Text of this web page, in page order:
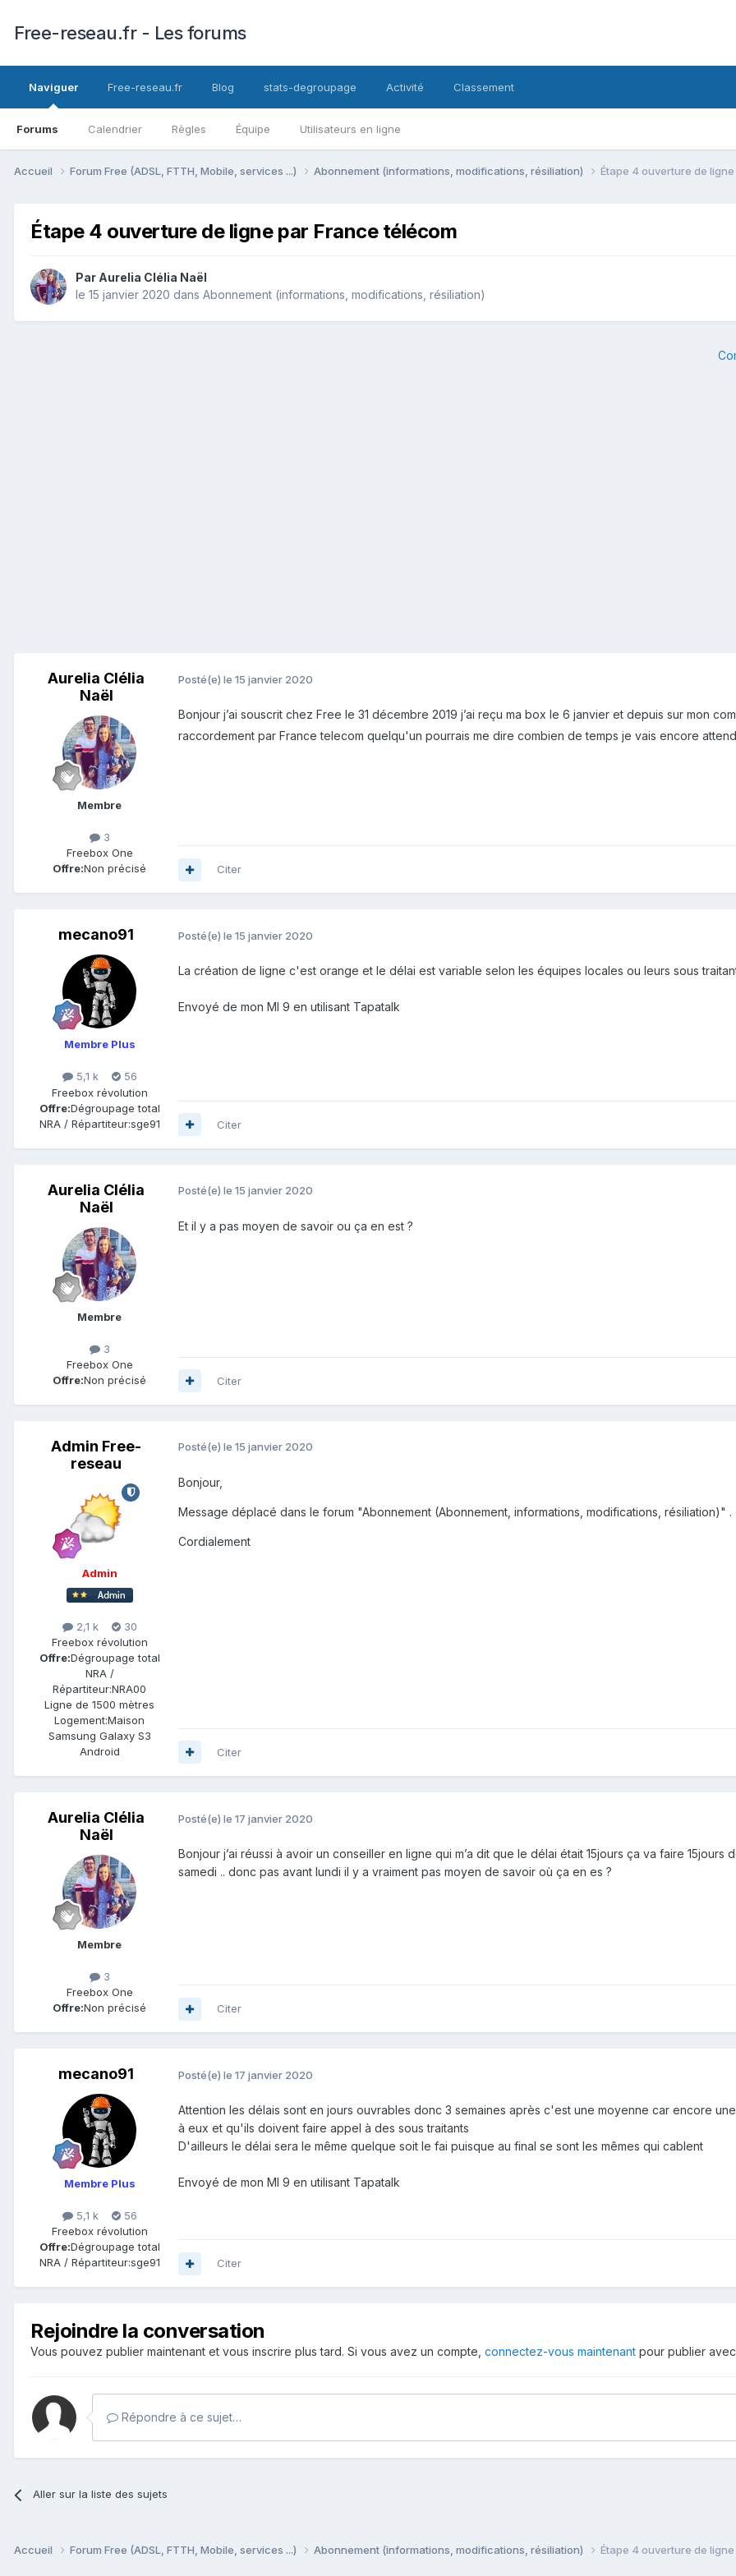
Free-reseau.fr - Les forums
Naviguer
Forums Calendrier Règles Équipe Utilisateurs en ligne
Free-reseau.fr Blog stats-degroupage Activité Classement
Accueil Forum Free (ADSL, FTTH, Mobile, services ...) Abonnement (informations, modifications, résiliation) Étape 4 ouverture de
Étape 4 ouverture de ligne par France télécom
Par Aurelia Clélia Naël
le 15 janvier 2020 dans Abonnement (informations, modifications, résiliation)
Aurelia Clélia
Naël
Membre
3
Freebox One
Offre:Non précisé
Posté(e) le 15 janvier 2020
Bonjour j’ai souscrit chez Free le 31 décembre 2019 j’ai reçu ma box le 6 janvier et depuis sur mon
raccordement par France telecom quelqu'un pourrais me dire combien de temps je vais encore
Citer
mecano91
Membre Plus
5,1 k
56
Freebox révolution
Offre:Dégroupage total
NRA / Répartiteur:sge91
Posté(e) le 15 janvier 2020
La création de ligne c'est orange et le délai est variable selon les équipes locales ou leurs sous
Envoyé de mon MI 9 en utilisant Tapatalk
Citer
Aurelia Clélia
Naël
Membre
3
Freebox One
Offre:Non précisé
Posté(e) le 15 janvier 2020
Et il y a pas moyen de savoir ou ça en est ?
Citer
Admin Free-
reseau
Admin
2,1 k
30
Freebox révolution
Offre:Dégroupage total
NRA /
Répartiteur:NRA00
Ligne de 1500 mètres
Logement:Maison
Samsung Galaxy S3
Android
Posté(e) le 15 janvier 2020
Bonjour,
Message déplacé dans le forum "Abonnement (Abonnement, informations, modifications, résiliation)" .
Cordialement
Citer
Aurelia Clélia
Naël
Membre
3
Freebox One
Offre:Non précisé
Posté(e) le 17 janvier 2020
Bonjour j’ai réussi à avoir un conseiller en ligne qui m’a dit que le délai était 15jours ça va faire 15jours
samedi .. donc pas avant lundi il y a vraiment pas moyen de savoir où ça en es ?
Citer
mecano91
Membre Plus
5,1 k
56
Freebox révolution
Offre:Dégroupage total
NRA / Répartiteur:sge91
Posté(e) le 17 janvier 2020
Attention les délais sont en jours ouvrables donc 3 semaines après c'est une moyenne car encore
à eux et qu'ils doivent faire appel à des sous traitants
D'ailleurs le délai sera le même quelque soit le fai puisque au final se sont les mêmes qui cablent
Envoyé de mon MI 9 en utilisant Tapatalk
Citer
Rejoindre la conversation
Vous pouvez publier maintenant et vous inscrire plus tard. Si vous avez un compte, connectez-vous maintenant pour publier
Répondre à ce sujet…
Aller sur la liste des sujets
Accueil Forum Free (ADSL, FTTH, Mobile, services ...) Abonnement (informations, modifications, résiliation) Étape 4 ouverture de